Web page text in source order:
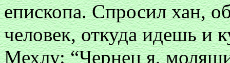
епископа. Спросил хан,
человек, откуда идешь и
Мехлу: “Чернец я,